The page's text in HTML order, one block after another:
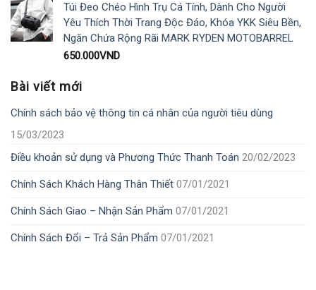
Túi Đeo Chéo Hình Trụ Cá Tính, Dành Cho Người
Yêu Thích Thời Trang Độc Đáo, Khóa YKK Siêu Bền,
Ngăn Chứa Rộng Rãi MARK RYDEN MOTOBARREL
650.000VND
Bài viết mới
Chính sách bảo vệ thông tin cá nhân của người tiêu dùng
15/03/2023
Điều khoản sử dụng và Phương Thức Thanh Toán 20/02/2023
Chính Sách Khách Hàng Thân Thiết 07/01/2021
Chính Sách Giao – Nhận Sản Phẩm 07/01/2021
Chính Sách Đổi – Trả Sản Phẩm 07/01/2021